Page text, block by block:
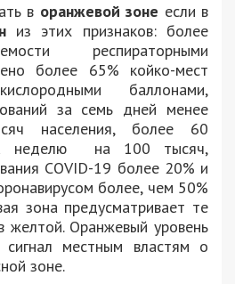
в оранжевой зоне если в
из этих признаков: более
респираторными
более 65% койко-мест
баллонами,
за семь дней менее
населения, более 60
неделю на 100 тысяч,
COVID-19 более 20% и
более, чем 50%
зона предусматривает те
желтой. Оранжевый уровень
сигнал местным властям о
зоне.